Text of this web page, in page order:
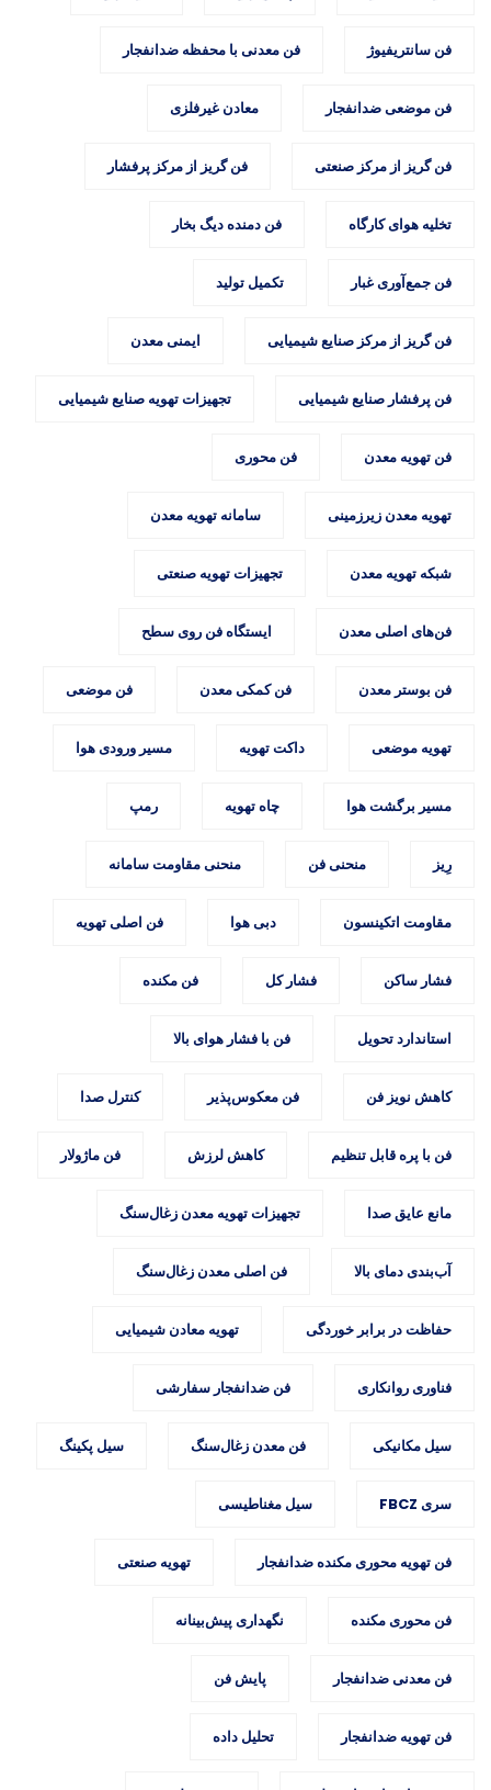
فن سانتریفیوژ فن معدنی با محفظه ضدانفجار
فن موضعی ضدانفجار معادن غیرفلزی
فن گریز از مرکز صنعتی فن گریز از مرکز پرفشار
تخلیه هوای کارگاه فن دمنده دیگ بخار
فن جمع‌آوری غبار تکمیل تولید
فن گریز از مرکز صنایع شیمیایی ایمنی معدن
فن پرفشار صنایع شیمیایی تجهیزات تهویه صنایع شیمیایی
فن تهویه معدن فن محوری
تهویه معدن زیرزمینی سامانه تهویه معدن
شبکه تهویه معدن تجهیزات تهویه صنعتی
فن‌های اصلی معدن ایستگاه فن روی سطح
فن بوستر معدن فن کمکی معدن فن موضعی
تهویه موضعی داکت تهویه مسیر ورودی هوا
مسیر برگشت هوا چاه تهویه رمپ
رِیز منحنی فن منحنی مقاومت سامانه
مقاومت اتکینسون دبی هوا فن اصلی تهویه
فشار ساکن فشار کل فن مکنده
استاندارد تحویل فن با فشار هوای بالا
کاهش نویز فن فن معکوس‌پذیر کنترل صدا
فن با پره قابل تنظیم کاهش لرزش فن ماژولار
مانع عایق صدا تجهیزات تهویه معدن زغال‌سنگ
آب‌بندی دمای بالا فن اصلی معدن زغال‌سنگ
حفاظت در برابر خوردگی تهویه معادن شیمیایی
فناوری روانکاری فن ضدانفجار سفارشی
سیل مکانیکی فن معدن زغال‌سنگ سیل پکینگ
سری FBCZ سیل مغناطیسی
فن تهویه محوری مکنده ضدانفجار تهویه صنعتی
فن محوری مکنده نگهداری پیش‌بینانه
فن معدنی ضدانفجار پایش فن
فن تهویه ضدانفجار تحلیل داده